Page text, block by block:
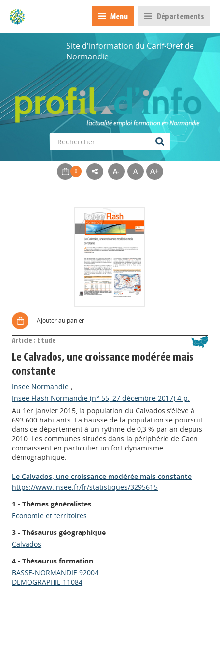
Menu Départements
Site d'information du Carif-Oref de
Normandie
A- A A+
Ajouter au panier
Article : Etude
Le Calvados, une croissance modérée mais
constante
Insee Normandie ;
Insee Flash Normandie (n° 55, 27 décembre 2017) 4 p.
Au 1er janvier 2015, la population du Calvados s’élève à
693 600 habitants. La hausse de la population se poursuit
dans ce département à un rythme de 0,3 % par an depuis
2010. Les communes situées dans la périphérie de Caen
connaissent en particulier un fort dynamisme
démographique.
Le Calvados, une croissance modérée mais constante
https://www.insee.fr/fr/statistiques/3295615
1 - Thèmes généralistes
Economie et territoires
3 - Thésaurus géographique
Calvados
4 - Thésaurus formation
BASSE-NORMANDIE 92004
DEMOGRAPHIE 11084
Appels à projets